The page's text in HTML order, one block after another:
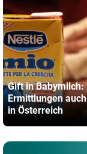
Gift in Babymilch:
Ermittlungen auch
in Österreich